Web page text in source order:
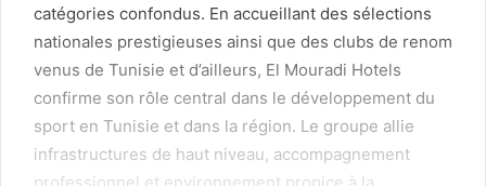
catégories confondus. En accueillant des sélections
nationales prestigieuses ainsi que des clubs de renom
venus de Tunisie et d’ailleurs, El Mouradi Hotels
confirme son rôle central dans le développement du
sport en Tunisie et dans la région. Le groupe allie
infrastructures de haut niveau, accompagnement